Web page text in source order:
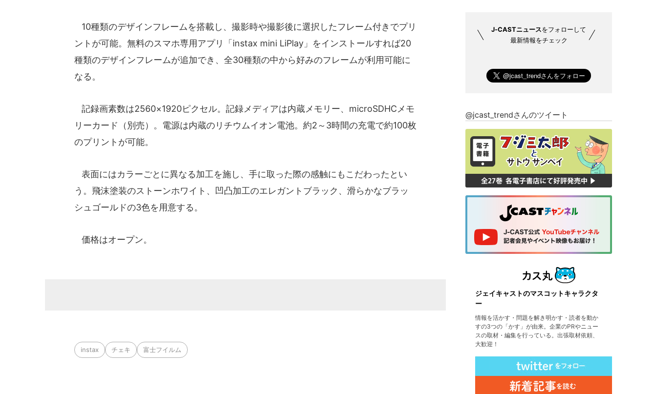
10種類のデザインフレームを搭載し、撮影時や撮影後に選択したフレーム付きでプリ
ントが可能。無料のスマホ専用アプリ「instax mini LiPlay」をインストールすれば20
種類のデザインフレームが追加でき、全30種類の中から好みのフレームが利用可能に
なる。
記録画素数は2560×1920ピクセル。記録メディアは内蔵メモリー、microSDHCメモ
リーカード（別売）。電源は内蔵のリチウムイオン電池。約2～3時間の充電で約100枚
のプリントが可能。
表面にはカラーごとに異なる加工を施し、手に取った際の感触にもこだわったとい
う。飛沫塗装のストーンホワイト、凹凸加工のエレガントブラック、滑らかなブラッ
シュゴールドの3色を用意する。
価格はオープン。
instax チェキ 富士フイルム
J-CASTニュースをフォローして
最新情報をチェック
@jcast_trendさんのツイート
ジェイキャストのマスコットキャラクタ
ー
情報を活かす・問題を解き明かす・読者を動か
すの3つの「かす」が由来。企業のPRやニュー
スの取材・編集を行っている。出張取材依頼、
大歓迎！